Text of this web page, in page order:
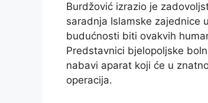
Burdžović izrazio je
saradnja Islamske zajednice
budućnosti biti ovakvih
Predstavnici bjelopoljske
nabavi aparat koji će u
operacija.